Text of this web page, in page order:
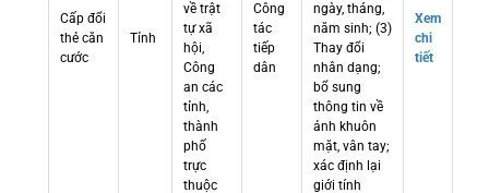
Cấp đổi
thẻ căn
cước
Tỉnh
về trật
tự xã
hội,
Công
an các
tỉnh,
thành
phố
trực
thuộc
Công
tác
tiếp
dân
ngày, tháng,
năm sinh; (3)
Thay đổi
nhân dạng;
bổ sung
thông tin về
ảnh khuôn
mặt, vân tay;
xác định lại
giới tính
Xem
chi
tiết